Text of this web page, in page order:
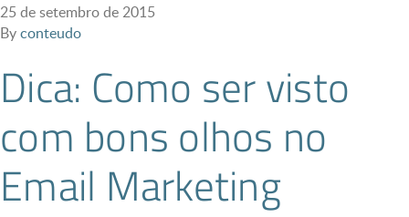
25 de setembro de 2015
Byconteudo
Dica: Como ser visto
com bons olhos no
Email Marketing